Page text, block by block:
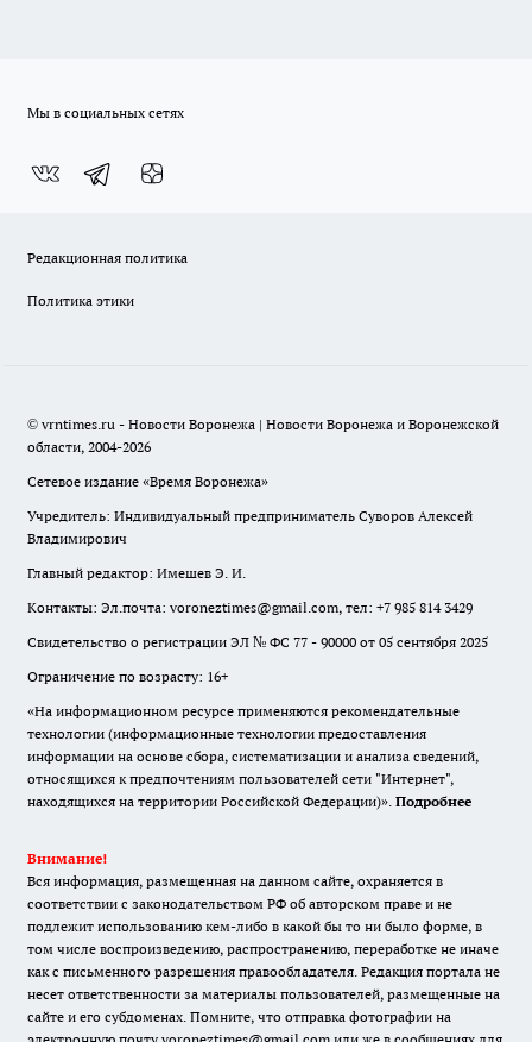
Мы в социальных сетях
Редакционная политика
Политика этики
© vrntimes.ru - Новости Воронежа | Новости Воронежа и Воронежской
области, 2004-2026
Сетевое издание «Время Воронежа»
Учредитель: Индивидуальный предприниматель Суворов Алексей
Владимирович
Главный редактор: Имешев Э. И.
Контакты: Эл.почта: voroneztimes@gmail.com, тел: +7 985 814 3429
Свидетельство о регистрации ЭЛ № ФС 77 - 90000 от 05 сентября 2025
Ограничение по возрасту: 16+
«На информационном ресурсе применяются рекомендательные
технологии (информационные технологии предоставления
информации на основе сбора, систематизации и анализа сведений,
относящихся к предпочтениям пользователей сети "Интернет",
находящихся на территории Российской Федерации)». Подробнее
Внимание!
Вся информация, размещенная на данном сайте, охраняется в
соответствии с законодательством РФ об авторском праве и не
подлежит использованию кем-либо в какой бы то ни было форме, в
том числе воспроизведению, распространению, переработке не иначе
как с письменного разрешения правообладателя. Редакция портала не
несет ответственности за материалы пользователей, размещенные на
сайте и его субдоменах. Помните, что отправка фотографии на